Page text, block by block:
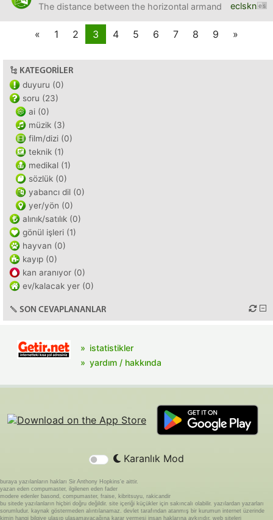
eclskn
The distance between the horizontal armand the trap
« 1 2 3 4 5 6 7 8 9 »
KATEGORILER
duyuru (0)
soru (23)
ai (0)
müzik (3)
film/dizi (0)
teknik (1)
medikal (1)
sözlük (0)
yabancı dil (0)
yer/yön (0)
alınık/satılık (0)
gönül işleri (1)
hayvan (0)
kayıp (0)
kan aranıyor (0)
ev/kalacak yer (0)
SON CEVAPLANANLAR
istatistikler
yardım / hakkında
Karanlık Mod
buraya yazılanların hakları Sir Anthony Hopkins'e aittir.
yazan eden compumaster, ilgilenen eden fader
modere edenler basond, compumaster, fraise, kibritsuyu, rakicandir
bu sitede yazılanların hiçbiri doğru değildir. site içeriği küçükler için sakıncalı olabilir. yazılardan yazarları
sorumludur. kaynak göstermeden alıntılanamaz. devlet tarafından atanmış bir kurumun internet üzerinde
kimin hangi bilgiye ulaşıp ulaşamayacağına karar vermesi insan haklarına aykırıdır. web siteleri